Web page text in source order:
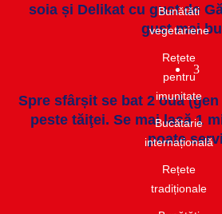
soia și Delikat cu gust de
gust mai
3
Spre sfârșit se bat 2 ouă
peste tăiţei. Se mai lasă 1
poate
Bunătăti
vegetariene
Rețete
pentru
imunitate​
Bucătarie
internațională​
Rețete
tradiționale